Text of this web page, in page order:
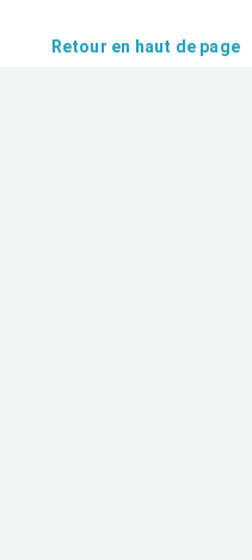
Retour en haut de page